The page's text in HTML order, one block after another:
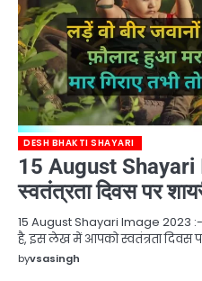
DESH BHAKTI SHAYARI
15 August
स्वतंत्रता दिवस पर
15 August Shayari Image 2023
है, इस लेख में आपको स्वतंत्रता दिवस
byvsasingh